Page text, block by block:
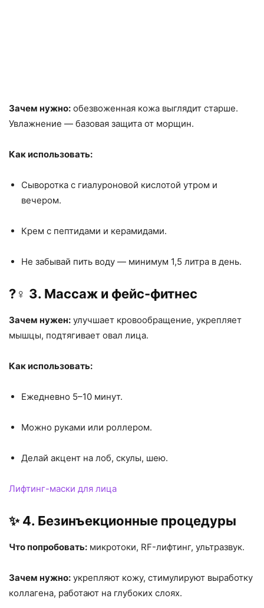
Зачем нужно: обезвоженная кожа выглядит старше.
Увлажнение — базовая защита от морщин.
Как использовать:
Сыворотка с гиалуроновой кислотой утром и
вечером.
Крем с пептидами и керамидами.
Не забывай пить воду — минимум 1,5 литра в день.
?‍♀️ 3. Массаж и фейс-фитнес
Зачем нужен: улучшает кровообращение, укрепляет
мышцы, подтягивает овал лица.
Как использовать:
Ежедневно 5–10 минут.
Можно руками или роллером.
Делай акцент на лоб, скулы, шею.
Лифтинг-маски для лица
✨ 4. Безинъекционные процедуры
Что попробовать: микротоки, RF-лифтинг, ультразвук.
Зачем нужно: укрепляют кожу, стимулируют выработку
коллагена, работают на глубоких слоях.